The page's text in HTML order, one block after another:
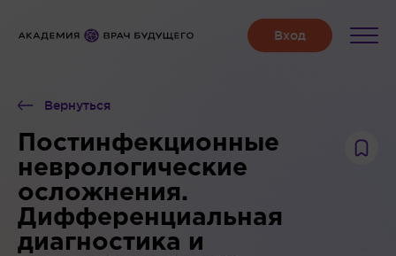
Вернуться
Постинфекционные
неврологические
осложнения.
Дифференциальная
диагностика и